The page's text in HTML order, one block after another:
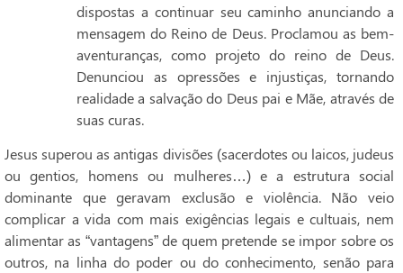
dispostas a continuar seu caminho anunciando a
mensagem do Reino de Deus. Proclamou as bem-
aventuranças, como projeto do reino de Deus.
Denunciou as opressões e injustiças, tornando
realidade a salvação do Deus pai e Mãe, através de
suas curas.
Jesus superou as antigas divisões (sacerdotes ou laicos, judeus
ou gentios, homens ou mulheres…) e a estrutura social
dominante que geravam exclusão e violência. Não veio
complicar a vida com mais exigências legais e cultuais, nem
alimentar as “vantagens” de quem pretende se impor sobre os
outros, na linha do poder ou do conhecimento, senão para